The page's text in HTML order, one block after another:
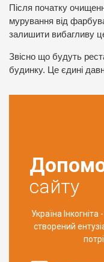
Після початку
мурування від
залишити вибагливу
Звісно що будуть
будинку. Це єдині
сайту
Україна
створений